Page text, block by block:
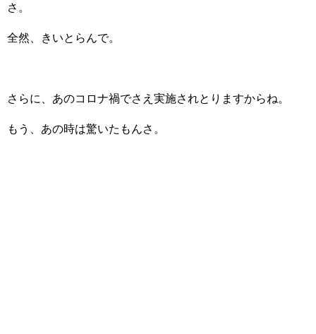
さ。
全然、きいとらんで。
さらに、あのコロナ禍でさえ実施されとりますからね。
もう、あの時は驚いたもんさ。